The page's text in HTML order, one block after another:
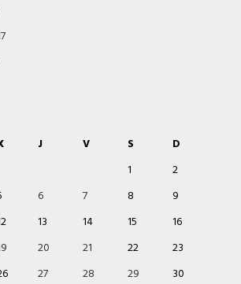
J V S
D
1
2
6 7 8
9
13 14 15
16
20 21 22
23
27 28 29 30